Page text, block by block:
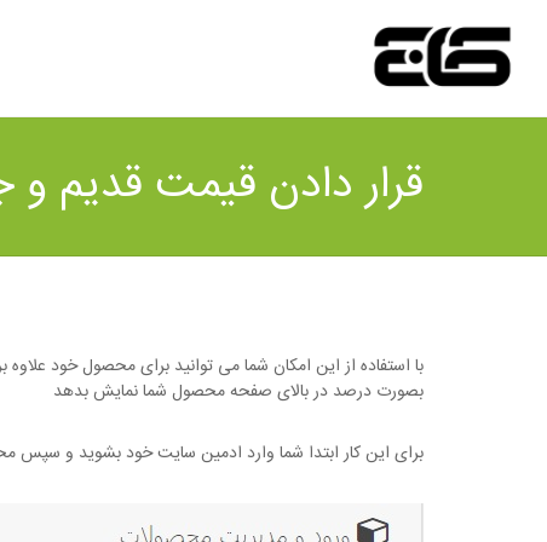
قرار دادن قیمت قدیم
با استفاده از این امکان شما می توانید برای محصول خود
بصورت درصد در بالای صفحه محصول شما نمایش بدهد
برای این کار ابتدا شما وارد ادمین سایت خود بشوید و سپس